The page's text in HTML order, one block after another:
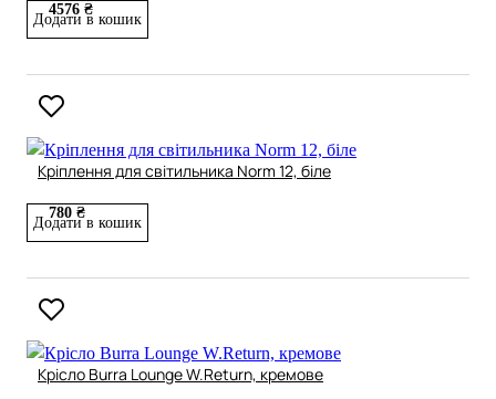
4576 ₴
Додати в кошик
Кріплення для світильника Norm 12, біле
780 ₴
Додати в кошик
Крісло Burra Lounge W.Return, кремове